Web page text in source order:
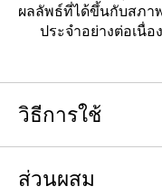
ผลลัพธ์ที่ได้ขึ้นกับสภา
ประจำอย่างต่อเนื่อง
วิธีการใช้
ส่วนผสม